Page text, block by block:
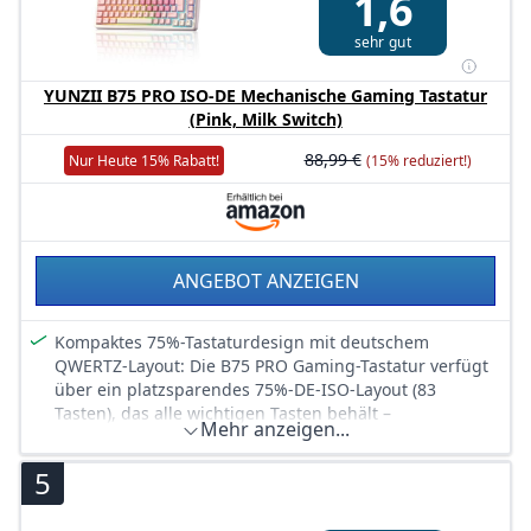
Koppeln über einen USB‑C Anschluss mit dem Mac
verbinden kannst.
sehr gut
YUNZII B75 PRO ISO-DE Mechanische Gaming Tastatur
(Pink, Milk Switch)
Nur Heute 15% Rabatt! 88,99 € (15% reduziert!)
ANGEBOT ANZEIGEN
Kompaktes 75%-Tastaturdesign mit deutschem
QWERTZ-Layout: Die B75 PRO Gaming-Tastatur verfügt
über ein platzsparendes 75%-DE-ISO-Layout (83
Tasten), das alle wichtigen Tasten behält –
einschließlich Zahlen, Funktionstasten und Pfeiltasten –
für einen vollwertigen, dennoch kompakten Aufbau.
deutschem QWERTZ-Layout inklusive Umlauten (Ä/Ö/Ü)
Mehr anzeigen...
5